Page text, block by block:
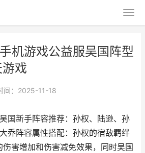
机游戏公益服吴国阵型
戏
间：2025-11-18
国新手阵容推荐：孙权、陆逊、孙
乔阵容属性搭配：孙权的宿敌羁绊
害增加和伤害减免效果，同时吴国